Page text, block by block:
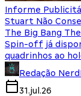
Informe
Stuart Não
The Big Bang
Spin-off já
quadrinhos ao
Redação
31.jul.26